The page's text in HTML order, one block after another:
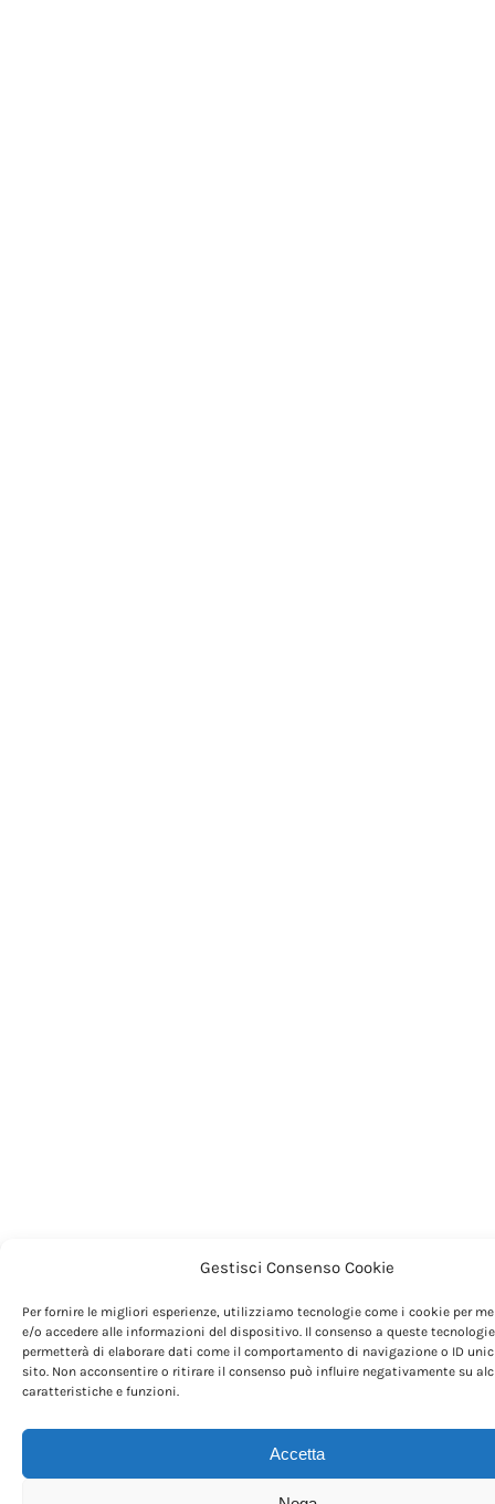
Gestisci Consenso Cookie
Per fornire le migliori esperienze, utilizziamo tecnologie come i cookie per
e/o accedere alle informazioni del dispositivo. Il consenso a queste
permetterà di elaborare dati come il comportamento di navigazione o ID
sito. Non acconsentire o ritirare il consenso può influire negativamente su
caratteristiche e funzioni.
Accetta